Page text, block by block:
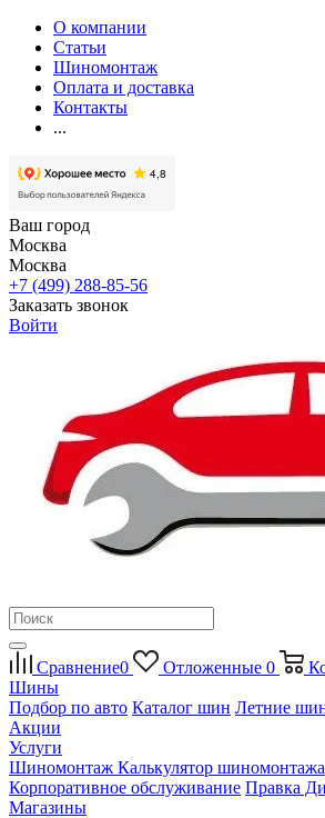
О компании
Статьи
Шиномонтаж
Оплата и доставка
Контакты
...
Ваш город
Москва
Москва
+7 (499) 288-85-56
Заказать звонок
Войти
Сравнение0 Отложенные 0
Шины
Подбор по авто Каталог шин Летние
Акции
Услуги
Шиномонтаж Калькулятор шиномонтажа
Корпоративное обслуживание Правка
Магазины